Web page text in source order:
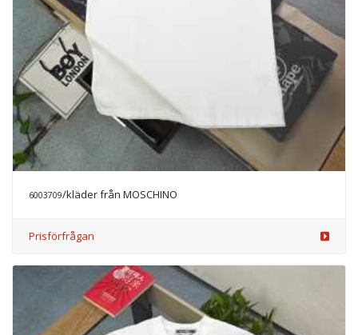
6003709/kläder från MOSCHINO
Prisförfrågan